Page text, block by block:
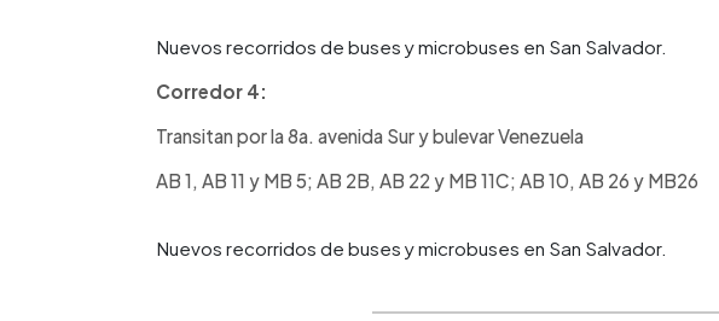
Nuevos recorridos de buses y microbuses en San Salvador.
Corredor 4:
Transitan por la 8a. avenida Sur y bulevar Venezuela
AB 1, AB 11 y MB 5; AB 2B, AB 22 y MB 11C; AB 10, AB 26 y MB26
Nuevos recorridos de buses y microbuses en San Salvador.